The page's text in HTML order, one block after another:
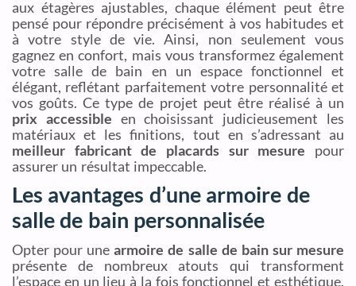
aux étagères ajustables, chaque élément peut être
pensé pour répondre précisément à vos habitudes et
à votre style de vie. Ainsi, non seulement vous
gagnez en confort, mais vous transformez également
votre salle de bain en un espace fonctionnel et
élégant, reflétant parfaitement votre personnalité et
vos goûts. Ce type de projet peut être réalisé à un
prix accessible en choisissant judicieusement les
matériaux et les finitions, tout en s’adressant au
meilleur fabricant de placards sur mesure pour
assurer un résultat impeccable.
Les avantages d’une armoire de
salle de bain personnalisée
Opter pour unearmoire de salle de bain sur mesure
présente de nombreux atouts qui transforment
l’espace en un lieu à la fois fonctionnel et esthétique.